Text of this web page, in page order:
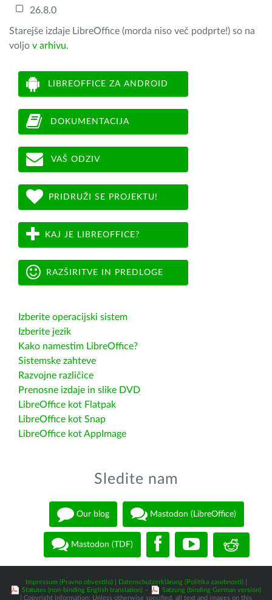
26.8.0
Starejše izdaje LibreOffice (morda niso več podprte!) so na
voljo v arhivu.
LIBREOFFICE ZA ANDROID
DOKUMENTACIJA
VAŠ ODZIV
PRIDRUŽI SE PROJEKTU!
KAJ JE LIBREOFFICE?
RAZŠIRITVE IN PREDLOGE
Izberite operacijski sistem
Izberite jezik
Kako namestim LibreOffice?
Sistemske zahteve
Razvojne različice
Prenosne izdaje in slike DVD
LibreOffice kot Flatpak
LibreOffice kot Snap
LibreOffice kot AppImage
Sledite nam
Our blog Mastodon (LibreOffice)
Mastodon (TDF)
Impressum (Pravno obvestilo)| Datenschutzerklärung (Politika zasebnosti)|
Statutes (non-binding English translation) -
Satzung (binding German version)
| Copyright information: Unless otherwise specified, all text and images on this